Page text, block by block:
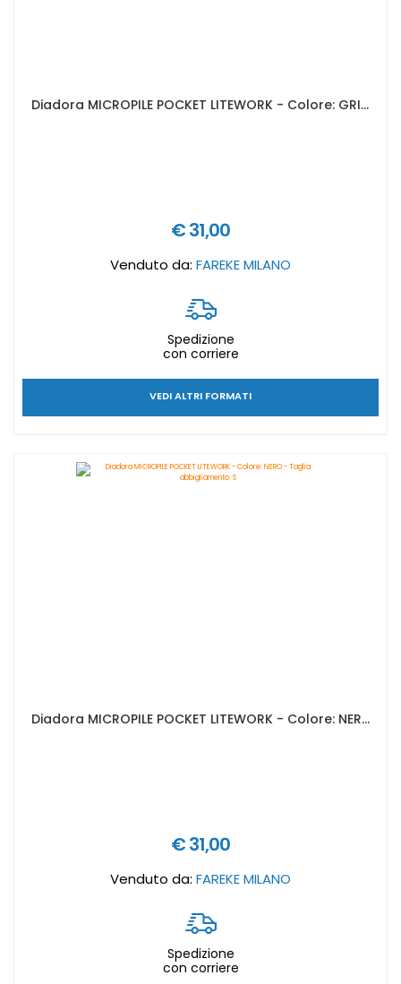
Diadora MICROPILE POCKET LITEWORK - Colore: GRIGIO ACCIAIO - Taglia abbigliamento: S
€ 31,00
Venduto da: FAREKE MILANO
Spedizione
con corriere
VEDI ALTRI FORMATI
Diadora MICROPILE POCKET LITEWORK - Colore: NERO - Taglia abbigliamento: S
€ 31,00
Venduto da: FAREKE MILANO
Spedizione
con corriere